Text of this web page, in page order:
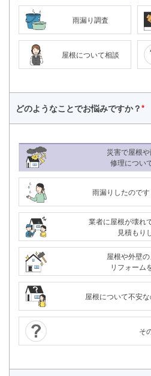
24時間365日対応
雨漏り調査
屋根について相談
どのようなことでお悩みですか？*
災害で屋根
修理につい
雨漏りしたので
業者に屋根が壊れ
見積もり
屋根や外壁
リフォーム
屋根について不安
そ